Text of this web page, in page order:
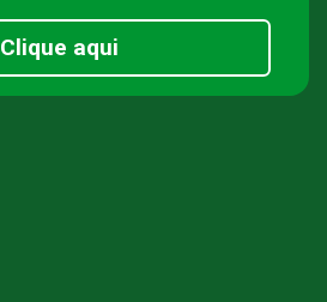
Clique aqui